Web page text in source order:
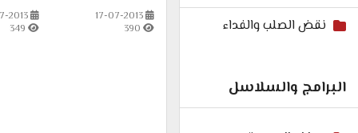
نقض الصلب والفداء
البرامج والسلاسل
17-07-2013
390
2013
349